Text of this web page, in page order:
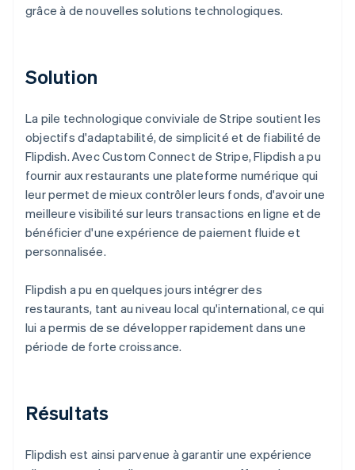
grâce à de nouvelles solutions technologiques.
Solution
La pile technologique conviviale de Stripe soutient les
objectifs d'adaptabilité, de simplicité et de fiabilité de
Flipdish. Avec Custom Connect de Stripe, Flipdish a pu
fournir aux restaurants une plateforme numérique qui
leur permet de mieux contrôler leurs fonds, d'avoir une
meilleure visibilité sur leurs transactions en ligne et de
bénéficier d'une expérience de paiement fluide et
personnalisée.
Flipdish a pu en quelques jours intégrer des
restaurants, tant au niveau local qu'international, ce qui
lui a permis de se développer rapidement dans une
période de forte croissance.
Résultats
Flipdish est ainsi parvenue à garantir une expérience